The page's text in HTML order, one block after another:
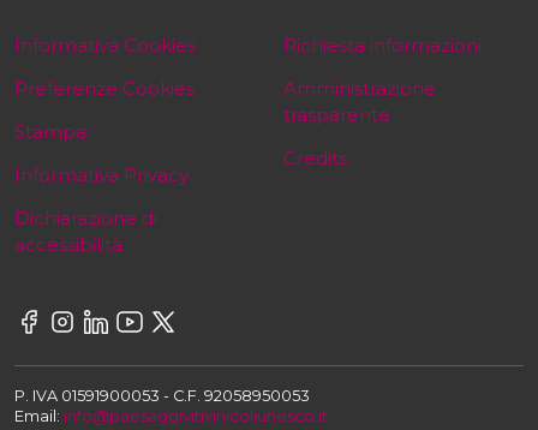
Informativa Cookies
Preferenze Cookies
Stampa
Informativa Privacy
Dichiarazione di
accessibilità
Richiesta informazioni
Amministrazione
trasparente
Credits
P. IVA 01591900053 - C.F. 92058950053
Email: info@paesaggivitivinicoliunesco.it